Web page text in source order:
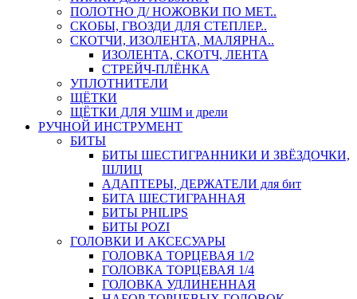
ПОЛОТНО Д/ НОЖОВКИ ПО МЕТ..
СКОБЫ, ГВОЗДИ ДЛЯ СТЕПЛЕР..
СКОТЧИ, ИЗОЛЕНТА, МАЛЯРНА..
ИЗОЛЕНТА, СКОТЧ, ЛЕНТА
СТРЕЙЧ-ПЛЁНКА
УПЛОТНИТЕЛИ
ЩЁТКИ
ЩЁТКИ ДЛЯ УШМ и дрели
РУЧНОЙ ИНСТРУМЕНТ
БИТЫ
БИТЫ ШЕСТИГРАННИКИ И ЗВЁЗДОЧКИ,
ШЛИЦ
АДАПТЕРЫ, ДЕРЖАТЕЛИ для бит
БИТА ШЕСТИГРАННАЯ
БИТЫ PHILIPS
БИТЫ POZI
ГОЛОВКИ И АКСЕСУАРЫ
ГОЛОВКА ТОРЦЕВАЯ 1/2
ГОЛОВКА ТОРЦЕВАЯ 1/4
ГОЛОВКА УДЛИНЕННАЯ